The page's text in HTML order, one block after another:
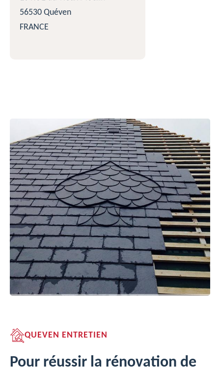
56530 Quéven
FRANCE
QUEVEN ENTRETIEN
Pour réussir la rénovation de